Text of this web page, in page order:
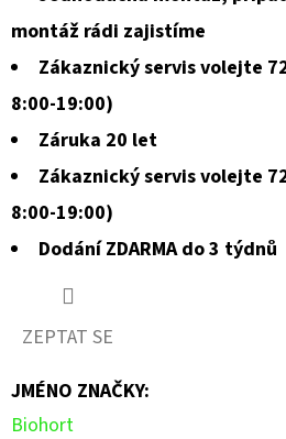
montáž rádi zajistíme
Zákaznický servis volejte
8:00-19:00)
Záruka 20 let
Zákaznický servis volejte
8:00-19:00)
Dodání ZDARMA do 3 týdnů
ZEPTAT SE
JMÉNO ZNAČKY:
Biohort